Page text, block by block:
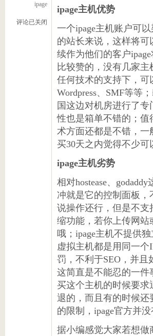
ipage
评论已关闭
ipage主机优势
一个ipage主机账户可
的站长来说，这样将
续作为他们的客户
比较赞的，没有几家
任何技术的支持下，可
Wordpress、SMF等等
国这边对机房进行了
性也是箱单不错的；值
术方面还都是不错，
买30天之内觉得不少可
ipage主机劣势
相对hostease、
冲就是它的控制面板，
说操作还行，但是不
缩功能，若你上传网
哦；ipage主机不提供
虚拟主机都是用同一
罚，不利于SEO，并
这简直是不能忍的一件
买这个主机的时候要求
退的，而且有的时候还
的限制，ipage官方并
据小编感觉大家若想做